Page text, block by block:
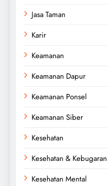
Jasa Taman
Karir
Keamanan
Keamanan Dapur
Keamanan Ponsel
Keamanan Siber
Kesehatan
Kesehatan & Kebugaran
Kesehatan Mental